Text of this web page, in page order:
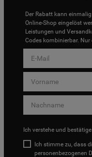
Der Rabatt kann
Online-Shop eingelöst
Leistungen und
Codes kombinierbar.
Ich verstehe und
Ich stimme zu, dass
personenbezogenen